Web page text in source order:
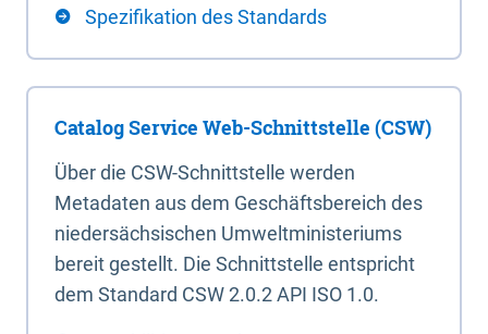
Spezifikation des Standards
Catalog Service Web-Schnittstelle (CSW)
Über die CSW-Schnittstelle werden
Metadaten aus dem Geschäftsbereich des
niedersächsischen Umweltministeriums
bereit gestellt. Die Schnittstelle entspricht
dem Standard CSW 2.0.2 API ISO 1.0.